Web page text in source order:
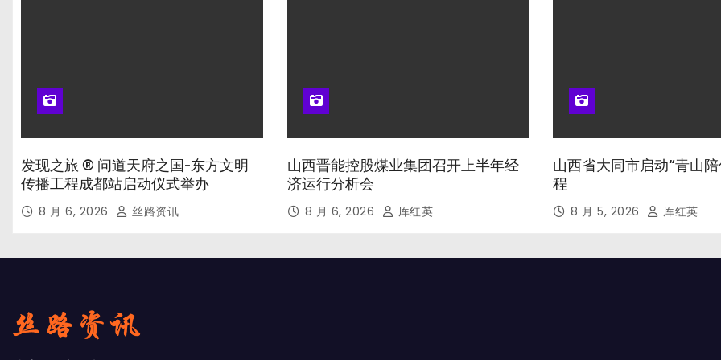
发现之旅 ® 问道天府之国-东方文明
传播工程成都站启动仪式举办
8 月 6, 2026 丝路资讯
山西晋能控股煤业集团召开上半年经
济运行分析会
8 月 6, 2026 厍红英
山西省大同市启动“青山
程
8 月 5, 2026 厍红英